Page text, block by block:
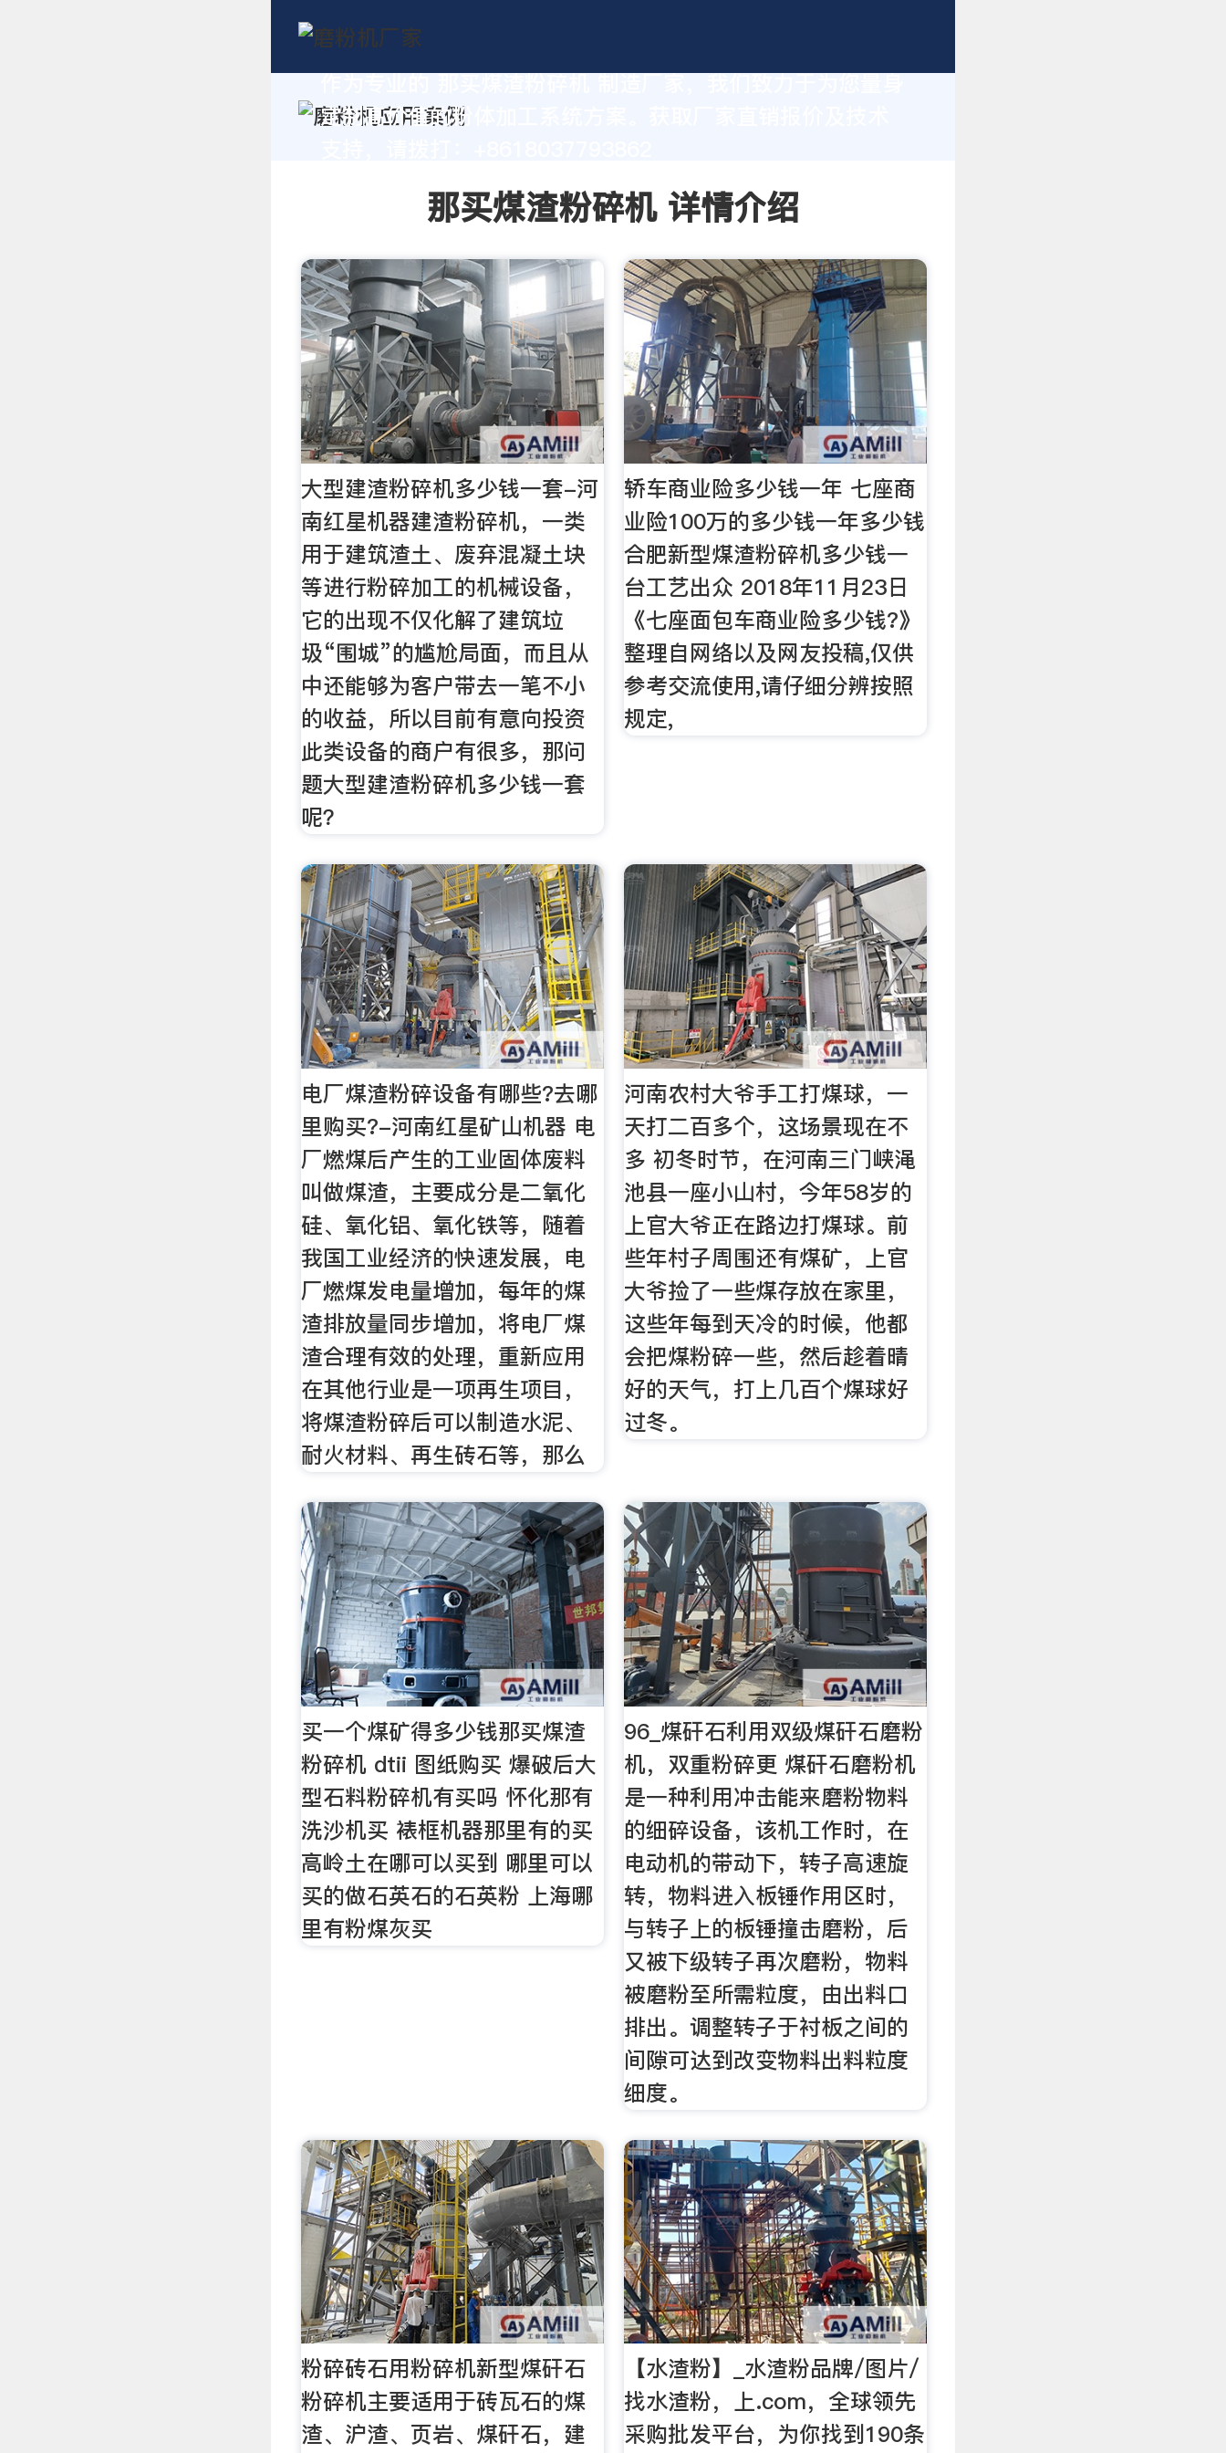
定制高价值的粉体加工系统方案。获取厂家直销报价及技术
那买煤渣粉碎机 详情介绍
大型建渣粉碎机多少钱一套-河
南红星机器建渣粉碎机，一类
用于建筑渣土、废弃混凝土块
等进行粉碎加工的机械设备，
它的出现不仅化解了建筑垃
圾“围城”的尴尬局面，而且从
中还能够为客户带去一笔不小
的收益，所以目前有意向投资
此类设备的商户有很多，那问
题大型建渣粉碎机多少钱一套
呢？
轿车商业险多少钱一年 七座商
业险100万的多少钱一年多少钱
合肥新型煤渣粉碎机多少钱一
台工艺出众 2018年11月23日
《七座面包车商业险多少钱?》
整理自网络以及网友投稿,仅供
参考交流使用,请仔细分辨按照
规定,
电厂煤渣粉碎设备有哪些?去哪
里购买?-河南红星矿山机器 电
厂燃煤后产生的工业固体废料
叫做煤渣，主要成分是二氧化
硅、氧化铝、氧化铁等，随着
我国工业经济的快速发展，电
厂燃煤发电量增加，每年的煤
渣排放量同步增加，将电厂煤
渣合理有效的处理，重新应用
在其他行业是一项再生项目，
将煤渣粉碎后可以制造水泥、
耐火材料、再生砖石等，那么
河南农村大爷手工打煤球，一
天打二百多个，这场景现在不
多 初冬时节，在河南三门峡渑
池县一座小山村，今年58岁的
上官大爷正在路边打煤球。前
些年村子周围还有煤矿，上官
大爷捡了一些煤存放在家里，
这些年每到天冷的时候，他都
会把煤粉碎一些，然后趁着晴
好的天气，打上几百个煤球好
过冬。
买一个煤矿得多少钱那买煤渣
粉碎机 dtii 图纸购买 爆破后大
型石料粉碎机有买吗 怀化那有
洗沙机买 裱框机器那里有的买
高岭土在哪可以买到 哪里可以
买的做石英石的石英粉 上海哪
里有粉煤灰买
96_煤矸石利用双级煤矸石磨粉
机，双重粉碎更 煤矸石磨粉机
是一种利用冲击能来磨粉物料
的细碎设备，该机工作时，在
电动机的带动下，转子高速旋
转，物料进入板锤作用区时，
与转子上的板锤撞击磨粉，后
又被下级转子再次磨粉，物料
被磨粉至所需粒度，由出料口
排出。调整转子于衬板之间的
间隙可达到改变物料出料粒度
细度。
粉碎砖石用粉碎机新型煤矸石
粉碎机主要适用于砖瓦石的煤
渣、沪渣、页岩、煤矸石，建
【水渣粉】_水渣粉品牌/图片/
找水渣粉，上.com，全球领先
采购批发平台，为你找到190条